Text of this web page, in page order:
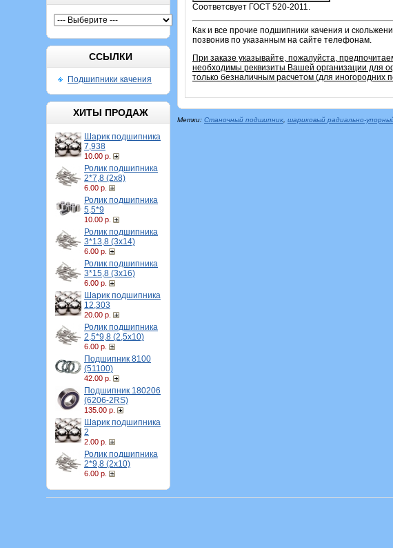
ССЫЛКИ
Подшипники качения
ХИТЫ ПРОДАЖ
Шарик подшипника
7,938
10.00 р.
Ролик подшипника
2*7,8 (2х8)
6.00 р.
Ролик подшипника
5,5*9
10.00 р.
Ролик подшипника
3*13,8 (3х14)
6.00 р.
Ролик подшипника
3*15,8 (3х16)
6.00 р.
Шарик подшипника
12,303
20.00 р.
Ролик подшипника
2,5*9,8 (2,5х10)
6.00 р.
Подшипник 8100
(51100)
42.00 р.
Подшипник 180206
(6206-2RS)
135.00 р.
Шарик подшипника
2
2.00 р.
Ролик подшипника
2*9,8 (2х10)
6.00 р.
Соответсвует ГОСТ 520-2011.
Как и все прочие подшипники качения и
позвонив по указанным на сайте телефонам.
При заказе указывайте, пожалуйста,
необходимы реквизиты Вашей организации для
только безналичным расчетом (для
Метки: Станочный подшипник шариковый радиально-